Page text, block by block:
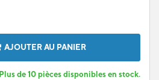
AJOUTER AU PANIER
Plus de 10 pièces disponibles en stock.